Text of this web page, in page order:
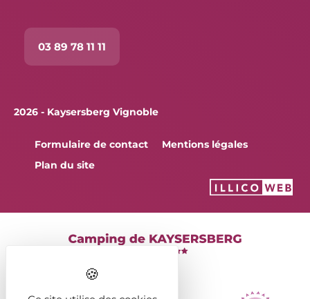
03 89 78 11 11
2026 - Kaysersberg Vignoble
Formulaire de contact
Mentions légales
Plan du site